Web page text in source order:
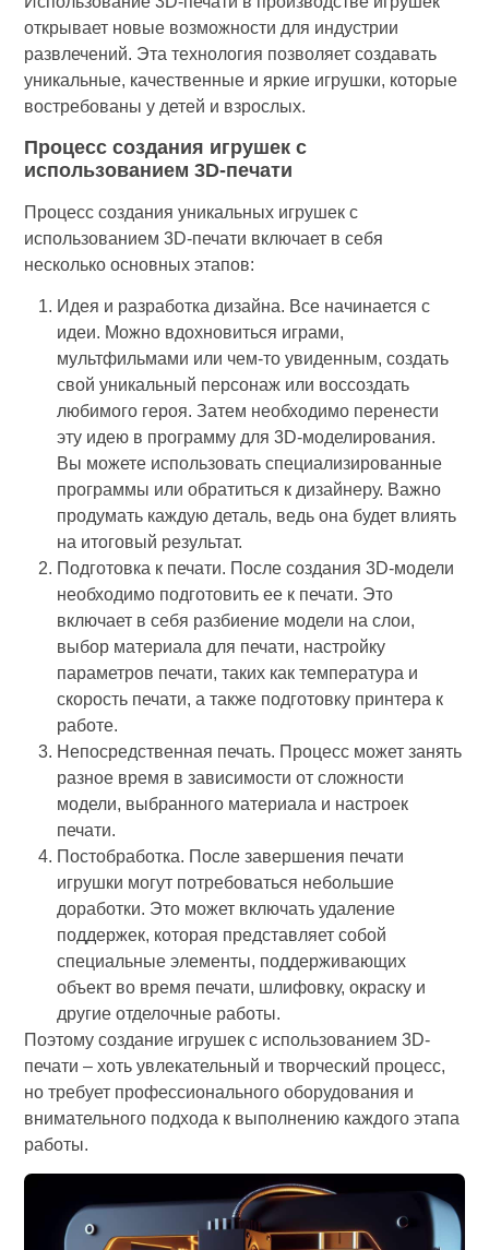
открывает новые возможности для индустрии
развлечений. Эта технология позволяет создавать
уникальные, качественные и яркие игрушки, которые
востребованы у детей и взрослых.
Процесс создания игрушек с
использованием 3D-печати
Процесс создания уникальных игрушек с
использованием 3D-печати включает в себя
несколько основных этапов:
Идея и разработка дизайна. Все начинается с
идеи. Можно вдохновиться играми,
мультфильмами или чем-то увиденным, создать
свой уникальный персонаж или воссоздать
любимого героя. Затем необходимо перенести
эту идею в программу для 3D-моделирования.
Вы можете использовать специализированные
программы или обратиться к дизайнеру. Важно
продумать каждую деталь, ведь она будет влиять
на итоговый результат.
Подготовка к печати. После создания 3D-модели
необходимо подготовить ее к печати. Это
включает в себя разбиение модели на слои,
выбор материала для печати, настройку
параметров печати, таких как температура и
скорость печати, а также подготовку принтера к
работе.
Непосредственная печать. Процесс может занять
разное время в зависимости от сложности
модели, выбранного материала и настроек
печати.
Постобработка. После завершения печати
игрушки могут потребоваться небольшие
доработки. Это может включать удаление
поддержек, которая представляет собой
специальные элементы, поддерживающих
объект во время печати, шлифовку, окраску и
другие отделочные работы.
Поэтому создание игрушек с использованием 3D-
печати – хоть увлекательный и творческий процесс,
но требует профессионального оборудования и
внимательного подхода к выполнению каждого этапа
работы.